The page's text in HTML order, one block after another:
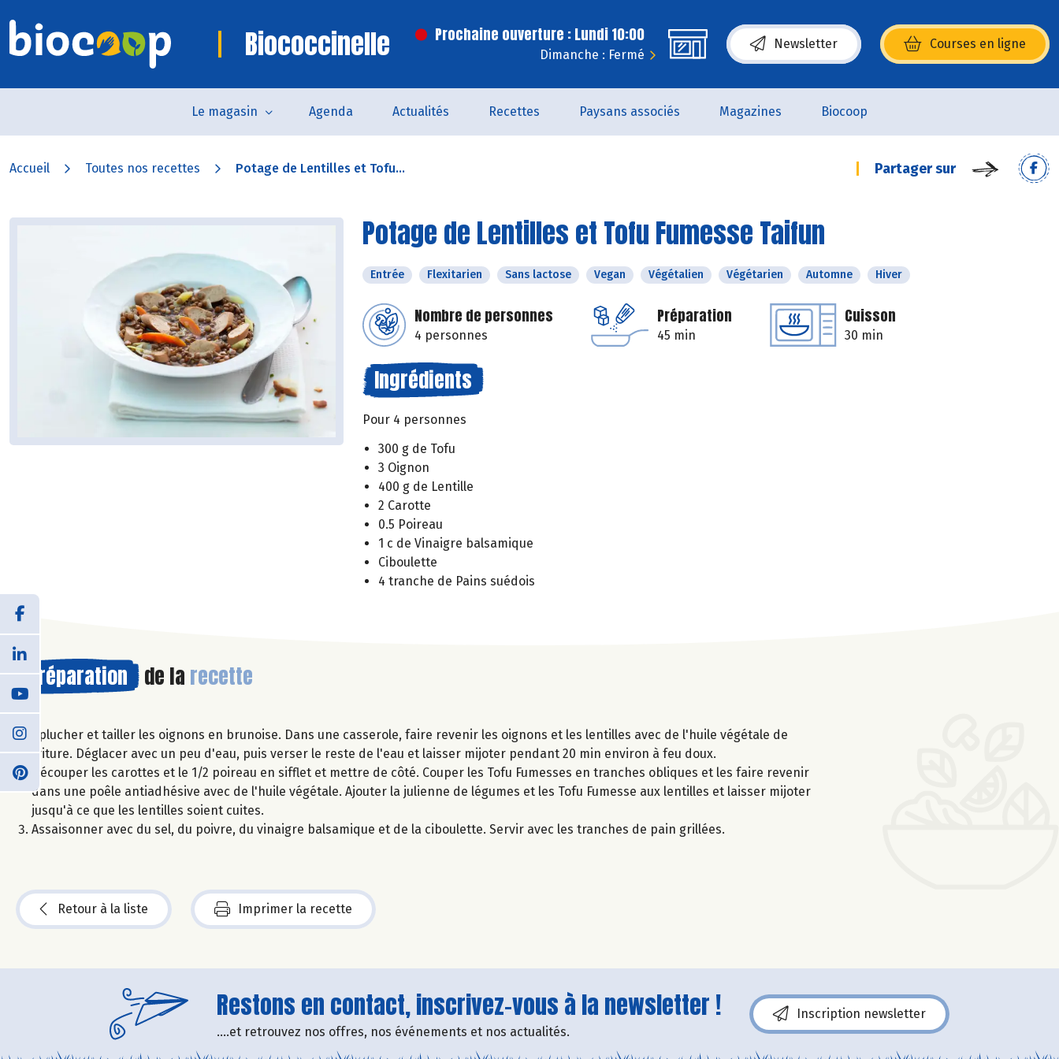
Biococcinelle Prochaine ouverture : Lundi 10:00
Dimanche : Fermé
Newsletter Courses en ligne
(s’ouvre dans une nouvelle fenêtre)
Le magasin Agenda Actualités Recettes Paysans associés Magazines Biocoop
Accueil Toutes nos recettes Potage de Lentilles et Tofu... Partager sur
Potage de Lentilles et Tofu Fumesse Taifun
Entrée Flexitarien Sans lactose Vegan Végétalien Végétarien Automne Hiver
Nombre de personnes
4 personnes
Préparation
45 min
Cuisson
30 min
Ingrédients
Pour 4 personnes
300 g de Tofu
3 Oignon
400 g de Lentille
2 Carotte
0.5 Poireau
1 c de Vinaigre balsamique
Ciboulette
4 tranche de Pains suédois
Préparation de la recette
Eplucher et tailler les oignons en brunoise. Dans une casserole, faire revenir les oignons et les lentilles avec de l'huile végétale de
friture. Déglacer avec un peu d'eau, puis verser le reste de l'eau et laisser mijoter pendant 20 min environ à feu doux.
Découper les carottes et le 1/2 poireau en sifflet et mettre de côté. Couper les Tofu Fumesses en tranches obliques et les faire revenir
dans une poêle antiadhésive avec de l'huile végétale. Ajouter la julienne de légumes et les Tofu Fumesse aux lentilles et laisser mijoter
jusqu'à ce que les lentilles soient cuites.
Assaisonner avec du sel, du poivre, du vinaigre balsamique et de la ciboulette. Servir avec les tranches de pain grillées.
Retour à la liste Imprimer la recette
Restons en contact, inscrivez-vous à la newsletter !
....et retrouvez nos offres, nos événements et nos actualités.
Inscription newsletter